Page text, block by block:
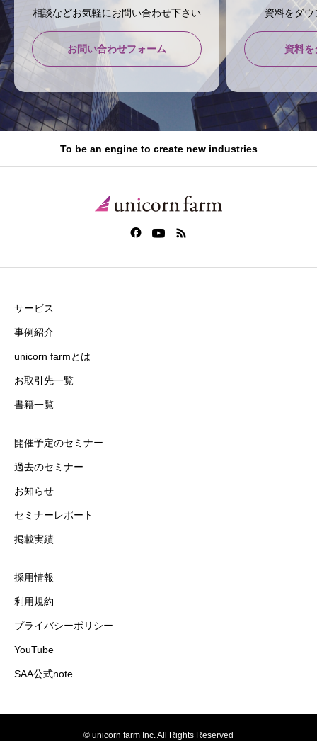
相談などお気軽にお問い合わせ下さい
お問い合わせフォーム
資料をダ
資料を
To be an engine to create new industries
サービス
事例紹介
unicorn farmとは
お取引先一覧
書籍一覧
開催予定のセミナー
過去のセミナー
お知らせ
セミナーレポート
掲載実績
採用情報
利用規約
プライバシーポリシー
YouTube
SAA公式note
© unicorn farm Inc. All Rights Reserved